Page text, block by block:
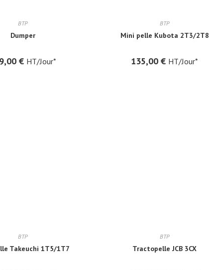
BTP
Dumper
€ HT/Jour*
BTP
Mini pelle Kubota 2T3/2T8
135,00 € HT/Jour*
BTP
Takeuchi 1T5/1T7
BTP
Tractopelle JCB 3CX